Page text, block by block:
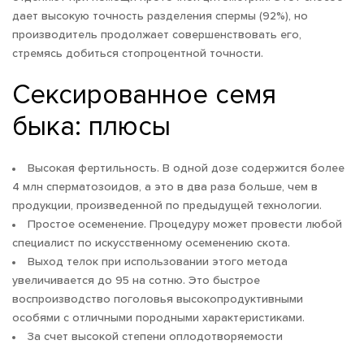
дает высокую точность разделения спермы (92%), но
производитель продолжает совершенствовать его,
стремясь добиться стопроцентной точности.
Сексированное семя
быка: плюсы
Высокая фертильность. В одной дозе содержится более
4 млн сперматозоидов, а это в два раза больше, чем в
продукции, произведенной по предыдущей технологии.
Простое осеменение. Процедуру может провести любой
специалист по искусственному осеменению скота.
Выход телок при использовании этого метода
увеличивается до 95 на сотню. Это быстрое
воспроизводство поголовья высокопродуктивными
особями с отличными породными характеристиками.
За счет высокой степени оплодотворяемости